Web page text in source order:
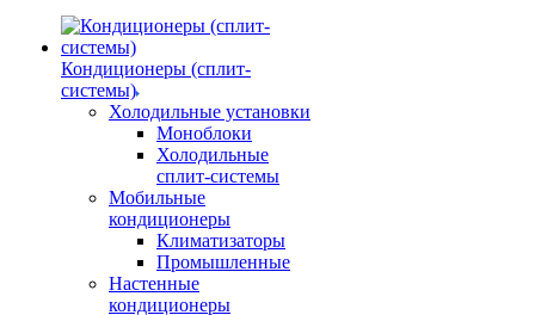
Кондиционеры (сплит-
системы)
Холодильные установки
Моноблоки
Холодильные
сплит-системы
Мобильные
кондиционеры
Климатизаторы
Промышленные
Настенные
кондиционеры